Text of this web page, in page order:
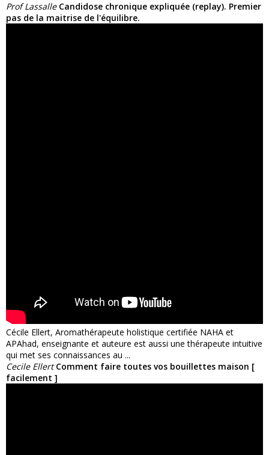
Prof Lassalle Candidose chronique expliquée (replay). Premier
pas de la maitrise de l'équilibre.
Cécile Ellert, Aromathérapeute holistique certifiée NAHA et
APAhad, enseignante et auteure est aussi une thérapeute intuitive
qui met ses connaissances au ...
Cecile Ellert Comment faire toutes vos bouillettes maison [
facilement ]